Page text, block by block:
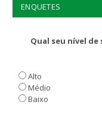
ENQUETES
Qual seu nível
Alto
Médio
Baixo